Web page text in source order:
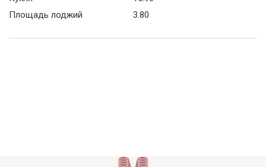
Площадь лоджий
3.80